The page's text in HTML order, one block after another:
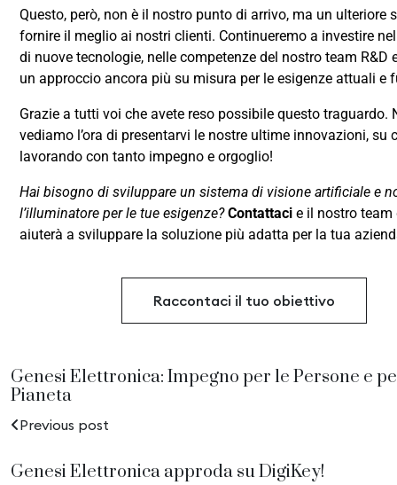
Questo, però, non è il nostro punto di arrivo, ma un ulteriore
fornire il meglio ai nostri clienti. Continueremo a investire
di nuove tecnologie, nelle competenze del nostro team R&D
un approccio ancora più su misura per le esigenze attuali e
Grazie a tutti voi che avete reso possibile questo traguardo.
vediamo l’ora di presentarvi le nostre ultime innovazioni, su
lavorando con tanto impegno e orgoglio!
Hai bisogno di sviluppare un sistema di visione artificiale e
l’illuminatore per le tue esigenze? Contattaci e il nostro team
aiuterà a sviluppare la soluzione più adatta per la tua
Raccontaci il tuo obiettivo
Genesi Elettronica: Impegno per le Persone e
Pianeta
Previous post
Genesi Elettronica approda su DigiKey!